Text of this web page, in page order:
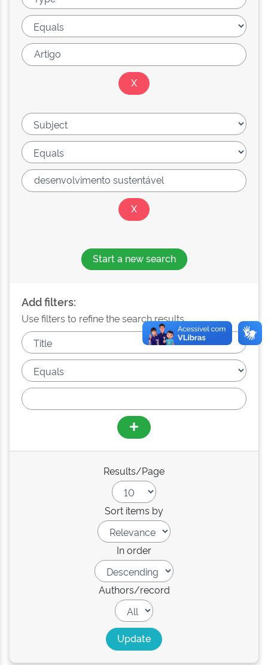
Start a new search
Add filters:
Use filters to refine the search results.
Results/Page
Sort items by
In order
Authors/record